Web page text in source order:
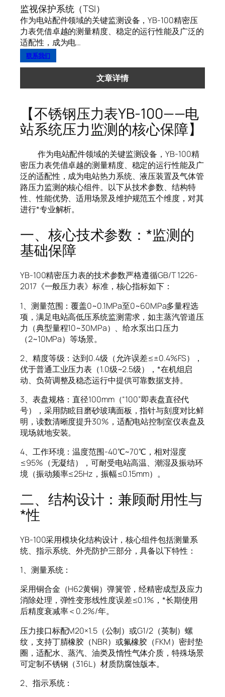
监视保护系统（TSI）
作为电站配件领域的关键监测设备，YB-100精密压
力表凭借卓越的测量精度、稳定的运行性能及广泛的
适配性，成为电…
联系我们
文章详情
【不锈钢压力表YB-100——电
站系统压力监测的核心保障】
作为电站配件领域的关键监测设备，YB-100精
密压力表凭借卓越的测量精度、稳定的运行性能及广
泛的适配性，成为电站热力系统、液压装置及气体管
路压力监测的核心组件。以下从技术参数、结构特
性、性能优势、适用场景及维护规范五个维度，对其
进行*专业解析。
一、核心技术参数：*监测的
基础保障
YB-100精密压力表的技术参数严格遵循GB/T 1226-
2017《一般压力表》标准，核心指标如下：
1、测量范围：覆盖0~0.1MPa至0~60MPa多量程选
项，满足电站高低压系统监测需求，如主蒸汽管道压
力（典型量程10~30MPa）、给水泵出口压力
（2~10MPa）等场景。
2、精度等级：达到0.4级（允许误差≤±0.4%FS），
优于普通工业压力表（1.0级~2.5级），*在机组启
动、负荷调整及稳态运行中提供可靠数据支持。
3、表盘规格：直径100mm（“100”即表盘直径代
号），采用防眩目磨砂玻璃面板，指针与刻度对比鲜
明，读数清晰度提升30%，适配电站控制室仪表盘及
现场就地安装。
4、工作环境：温度范围-40℃~70℃，相对湿度
≤95%（无凝结），可耐受电站高温、潮湿及振动环
境（振动频率≤25Hz，振幅≤0.15mm）。
二、结构设计：兼顾耐用性与
*性
YB-100采用模块化结构设计，核心组件包括测量系
统、指示系统、外壳防护三部分，具备以下特性：
1、测量系统：
采用铜合金（H62黄铜）弹簧管，经精密成型及应力
消除处理，弹性变形线性度误差≤0.1%，*长期使用
后精度衰减率＜0.2%/年。
压力接口标配M20×1.5（公制）或G1/2（英制）螺
纹，支持丁腈橡胶（NBR）或氟橡胶（FKM）密封垫
圈，适配水、蒸汽、油类及惰性气体介质，特殊场景
可定制不锈钢（316L）材质防腐蚀版本。
2、指示系统：